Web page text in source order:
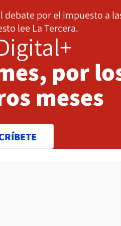
por el impuesto a
lee La Tercera.
por
meses